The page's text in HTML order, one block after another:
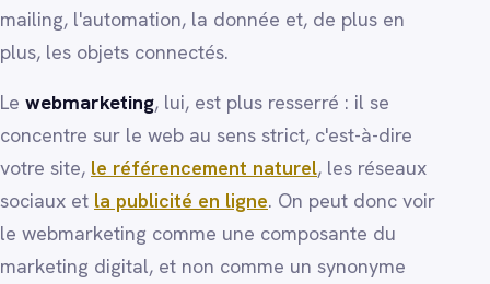
mailing, l'automation, la donnée et, de plus en
plus, les objets connectés.
Le webmarketing, lui, est plus resserré : il se
concentre sur le web au sens strict, c'est-à-dire
votre site, le référencement naturel, les réseaux
sociaux et la publicité en ligne. On peut donc voir
le webmarketing comme une composante du
marketing digital, et non comme un synonyme